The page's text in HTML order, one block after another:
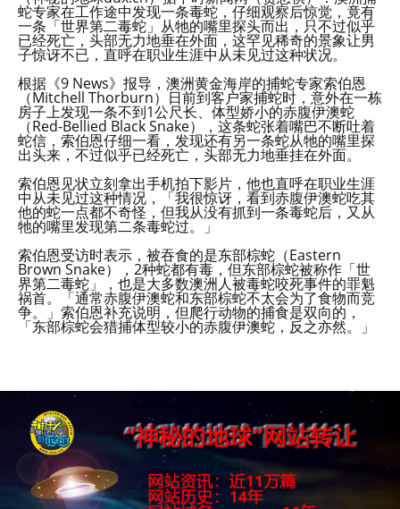
蛇专家在工作途中发现一条毒蛇，仔细观察后惊觉，竟有
一条「世界第二毒蛇」从牠的嘴里探头而出，只不过似乎
已经死亡，头部无力地垂在外面，这罕见稀奇的景象让男
子惊讶不已，直呼在职业生涯中从未见过这种状况。
根据《9 News》报导，澳洲黄金海岸的捕蛇专家索伯恩
（Mitchell Thorburn）日前到客户家捕蛇时，意外在一栋
房子上发现一条不到1公尺长、体型娇小的赤腹伊澳蛇
（Red-Bellied Black Snake），这条蛇张着嘴巴不断吐着
蛇信，索伯恩仔细一看，发现还有另一条蛇从牠的嘴里探
出头来，不过似乎已经死亡，头部无力地垂挂在外面。
索伯恩见状立刻拿出手机拍下影片，他也直呼在职业生涯
中从未见过这种情况，「我很惊讶，看到赤腹伊澳蛇吃其
他的蛇一点都不奇怪，但我从没有抓到一条毒蛇后，又从
牠的嘴里发现第二条毒蛇过。」
索伯恩受访时表示，被吞食的是东部棕蛇（Eastern
Brown Snake），2种蛇都有毒，但东部棕蛇被称作「世
界第二毒蛇」，也是大多数澳洲人被毒蛇咬死事件的罪魁
祸首。「通常赤腹伊澳蛇和东部棕蛇不太会为了食物而竞
争。」索伯恩补充说明，但爬行动物的捕食是双向的，
「东部棕蛇会猎捕体型较小的赤腹伊澳蛇，反之亦然。」